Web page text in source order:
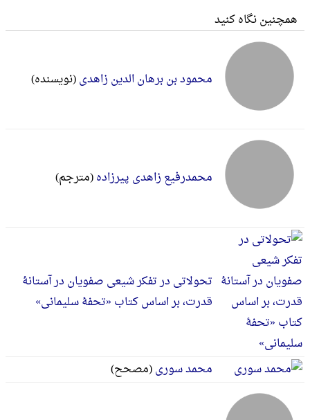
همچنین نگاه کنید
محمود بن برهان الدین زاهدی(نویسنده)
محمدرفیع زاهدی پیرزاده(مترجم)
تحولاتی در تفکر شیعی صفویان در آستانۀ
قدرت، بر اساس کتاب «تحفۀ سلیمانی»
محمد سوری(مصحح)